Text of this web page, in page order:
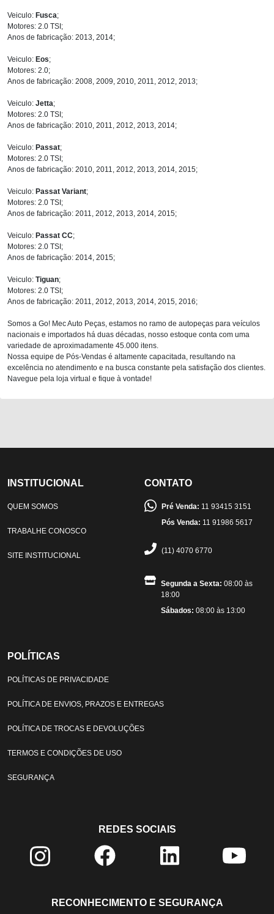
Veiculo: Fusca;
Motores: 2.0 TSI;
Anos de fabricação: 2013, 2014;
Veiculo: Eos;
Motores: 2.0;
Anos de fabricação: 2008, 2009, 2010, 2011, 2012, 2013;
Veiculo: Jetta;
Motores: 2.0 TSI;
Anos de fabricação: 2010, 2011, 2012, 2013, 2014;
Veiculo: Passat;
Motores: 2.0 TSI;
Anos de fabricação: 2010, 2011, 2012, 2013, 2014, 2015;
Veiculo: Passat Variant;
Motores: 2.0 TSI;
Anos de fabricação: 2011, 2012, 2013, 2014, 2015;
Veiculo: Passat CC;
Motores: 2.0 TSI;
Anos de fabricação: 2014, 2015;
Veiculo: Tiguan;
Motores: 2.0 TSI;
Anos de fabricação: 2011, 2012, 2013, 2014, 2015, 2016;
Somos a Go! Mec Auto Peças, estamos no ramo de autopeças para veículos
nacionais e importados há duas décadas, nosso estoque conta com uma
variedade de aproximadamente 45.000 itens.
Nossa equipe de Pós-Vendas é altamente capacitada, resultando na
excelência no atendimento e na busca constante pela satisfação dos clientes.
Navegue pela loja virtual e fique à vontade!
INSTITUCIONAL
QUEM SOMOS
TRABALHE CONOSCO
SITE INSTITUCIONAL
CONTATO
Pré Venda: 11 93415 3151
Pós Venda: 11 91986 5617
(11) 4070 6770
Segunda a Sexta: 08:00 às
18:00
Sábados: 08:00 às 13:00
POLÍTICAS
POLÍTICAS DE PRIVACIDADE
POLÍTICA DE ENVIOS, PRAZOS E ENTREGAS
POLÍTICA DE TROCAS E DEVOLUÇÕES
TERMOS E CONDIÇÕES DE USO
SEGURANÇA
REDES SOCIAIS
RECONHECIMENTO E SEGURANÇA